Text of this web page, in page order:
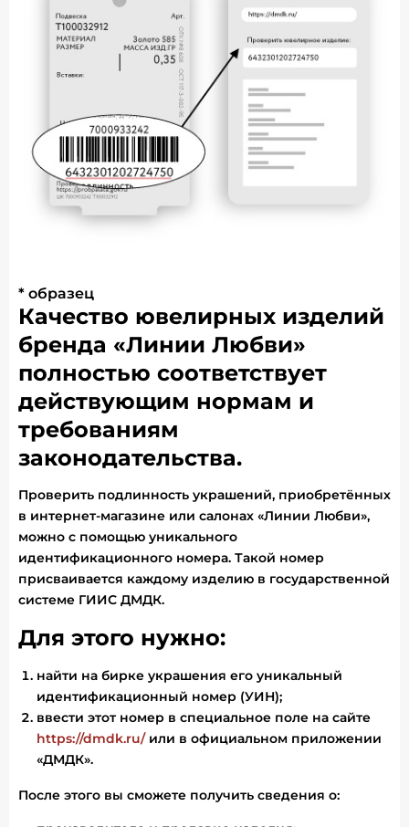
* образец
Качество ювелирных изделий
бренда «Линии Любви»
полностью соответствует
действующим нормам и
требованиям
законодательства.
Проверить подлинность украшений, приобретённых
в интернет-магазине или салонах «Линии Любви»,
можно с помощью уникального
идентификационного номера. Такой номер
присваивается каждому изделию в государственной
системе ГИИС ДМДК.
Для этого нужно:
найти на бирке украшения его уникальный
идентификационный номер (УИН);
ввести этот номер в специальное поле на сайте
https://dmdk.ru/или в официальном приложении
«ДМДК».
После этого вы сможете получить сведения о: